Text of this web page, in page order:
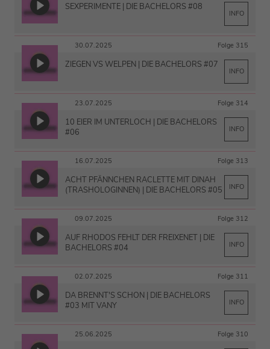
SEXPERIMENTE | DIE BACHELORS #08
INFO
30.07.2025 Folge 315
ZIEGEN VS WELPEN | DIE BACHELORS #07
INFO
23.07.2025 Folge 314
10 EIER IM UNTERLOCH | DIE BACHELORS
#06
INFO
16.07.2025 Folge 313
ACHT PFÄNNCHEN RACLETTE MIT DINAH
(TRASHOLOGINNEN) | DIE BACHELORS #05
INFO
09.07.2025 Folge 312
AUF RHODOS FEHLT DER FREIXENET | DIE
BACHELORS #04
INFO
02.07.2025 Folge 311
DA BRENNT'S SCHON | DIE BACHELORS
#03 MIT VANY
INFO
25.06.2025 Folge 310